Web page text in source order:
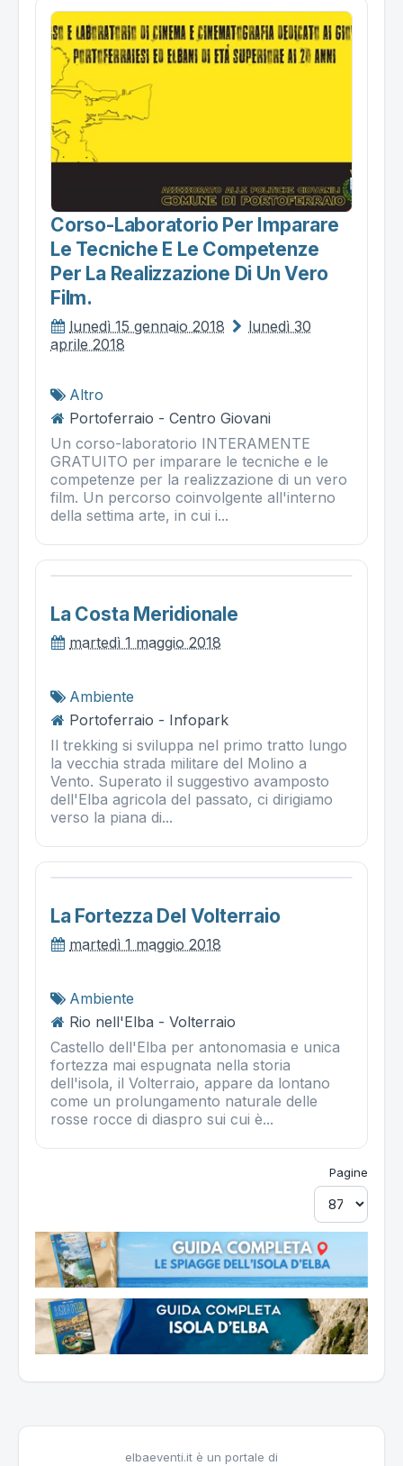
Corso-Laboratorio Per Imparare
Le Tecniche E Le Competenze
Per La Realizzazione Di Un Vero
Film.
lunedì 15 gennaio 2018
lunedì 30
aprile 2018
Altro
Portoferraio - Centro Giovani
Un corso-laboratorio INTERAMENTE
GRATUITO per imparare le tecniche e le
competenze per la realizzazione di un vero
film. Un percorso coinvolgente all'interno
della settima arte, in cui i...
La Costa Meridionale
martedì 1 maggio 2018
Ambiente
Portoferraio - Infopark
Il trekking si sviluppa nel primo tratto lungo
la vecchia strada militare del Molino a
Vento. Superato il suggestivo avamposto
dell'Elba agricola del passato, ci dirigiamo
verso la piana di...
La Fortezza Del Volterraio
martedì 1 maggio 2018
Ambiente
Rio nell'Elba - Volterraio
Castello dell'Elba per antonomasia e unica
fortezza mai espugnata nella storia
dell'isola, il Volterraio, appare da lontano
come un prolungamento naturale delle
rosse rocce di diaspro sui cui è...
Pagine
elbaeventi.it è un portale di